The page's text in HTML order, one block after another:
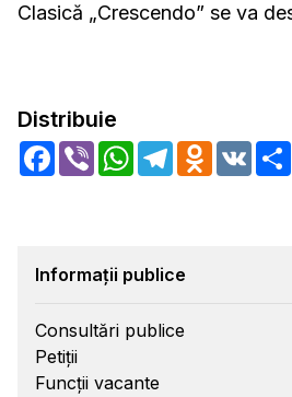
Clasică „Crescendo” se va
Distribuie
Facebook
Viber WhatsApp
Telegram VK
Informații publice
Consultări publice
Petiții
Funcții vacante